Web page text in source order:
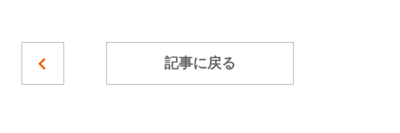
記事に戻る